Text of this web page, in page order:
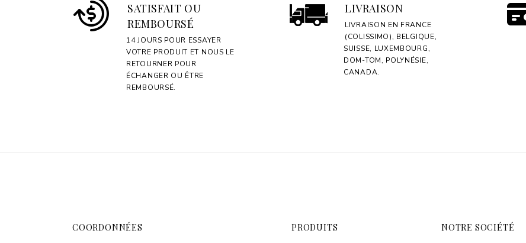
SATISFAIT OU
REMBOURSÉ
14 JOURS POUR ESSAYER
VOTRE PRODUIT ET NOUS LE
RETOURNER POUR
ÉCHANGER OU ÊTRE
REMBOURSÉ.
LIVRAISON
LIVRAISON EN FRANCE
(COLISSIMO), BELGIQUE,
SUISSE, LUXEMBOURG,
DOM-TOM, POLYNÉSIE,
CANADA.
COORDONNÉES PRODUITS NOTRE SOCIÉTÉ